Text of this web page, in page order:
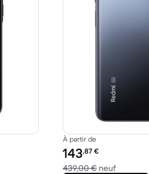
À partir de
Prix reconditionné :
143,87 €
439,00 € neufcontre